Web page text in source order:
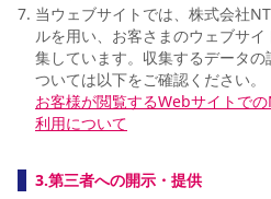
当ウェブサイトでは、株式会社
ルを用い、お客さまのウェブサ
集しています。収集するデータ
ついては以下をご確認ください。
お客様が閲覧するWebサイトで
利用について
3.第三者への開示・提供